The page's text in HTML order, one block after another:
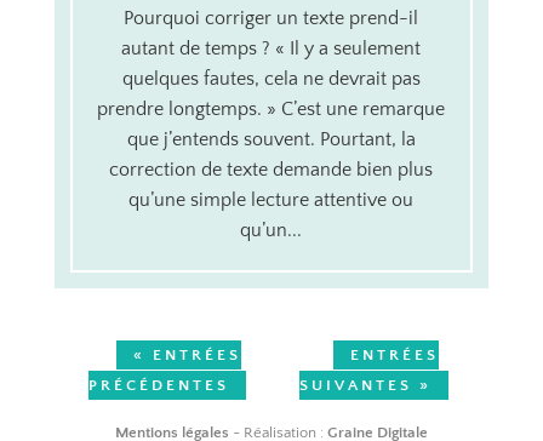
Pourquoi corriger un texte prend-il
autant de temps ? « Il y a seulement
quelques fautes, cela ne devrait pas
prendre longtemps. » C’est une remarque
que j’entends souvent. Pourtant, la
correction de texte demande bien plus
qu’une simple lecture attentive ou
qu’un...
« ENTRÉES
PRÉCÉDENTES
ENTRÉES
SUIVANTES »
Mentions légales - Réalisation : Graine Digitale